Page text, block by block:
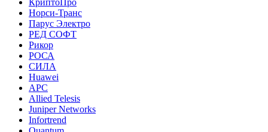
КриптоПро
Норси-Транс
Парус Электро
РЕД СОФТ
Рикор
РОСА
СИЛА
Huawei
APC
Allied Telesis
Juniper Networks
Infortrend